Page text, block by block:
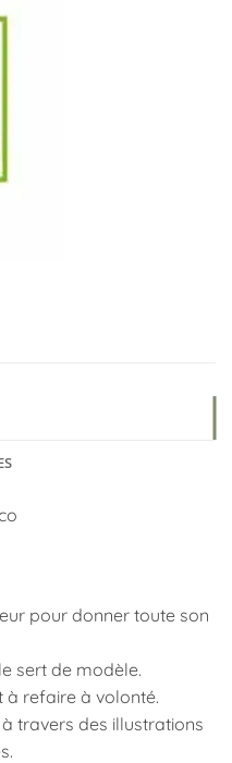
pour donner toute son
sert de modèle.
à refaire à volonté.
travers des illustrations